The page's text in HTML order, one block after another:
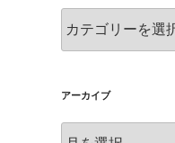
テ
ー
アーカイブ